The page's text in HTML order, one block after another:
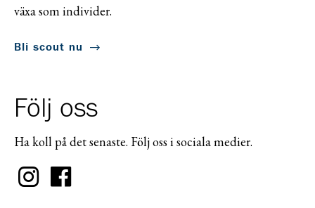
växa som individer.
Bli scout nu
Följ oss
Ha koll på det senaste. Följ oss i sociala medier.